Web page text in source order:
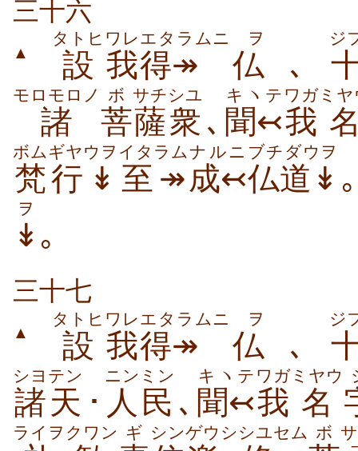
三十六
▲ 設
タトヒ
我
ワレ
得↠
エタラムニ
仏
ヲ
､
ジ
諸
モロモロノ
菩
ボ
薩
サチ
衆
シユ
､ 聞↢
キヽテ
我
ワガ ミ
梵
ボム
行↡
ギヤウヲ
至↠
イタラム
成↢
ナルニ
仏道↡
ブチダウヲ
｡
↡
ヲ
｡
三十七
▲ 設
タトヒ
我
ワレ
得↠
エタラムニ
仏
ヲ
､
ジ
諸天
シヨテン
･ 人民
ニンミン
､ 聞↢
キヽテ
我
ワガ
名
ミヤウ
ライヲ クワン ギ シンゲウシシユセム ボ